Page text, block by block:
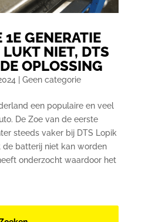
GENERATIE
NIET, DTS
OPLOSSING
| Geen categorie
een populaire en veel
De Zoe van de eerste
steeds vaker bij DTS Lopik
batterij niet kan worden
onderzocht waardoor het